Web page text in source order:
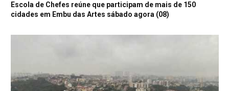
Escola de Chefes reúne que participam de mais de 150
cidades em Embu das Artes sábado agora (08)